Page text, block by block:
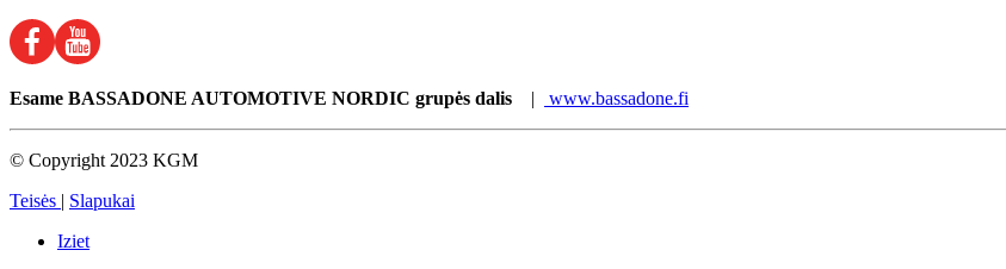
Esame BASSADONE AUTOMOTIVE NORDIC grupės dalis | www.bassadone.fi
© Copyright 2023 KGM
Teisės | Slapukai
Iziet